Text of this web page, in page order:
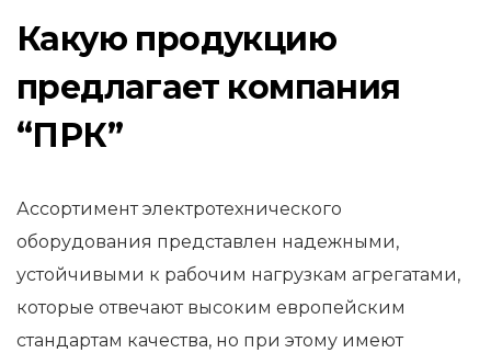
Какую продукцию
предлагает компания
“ПРК”
Ассортимент электротехнического
оборудования представлен надежными,
устойчивыми к рабочим нагрузкам агрегатами,
которые отвечают высоким европейским
стандартам качества, но при этому имеют